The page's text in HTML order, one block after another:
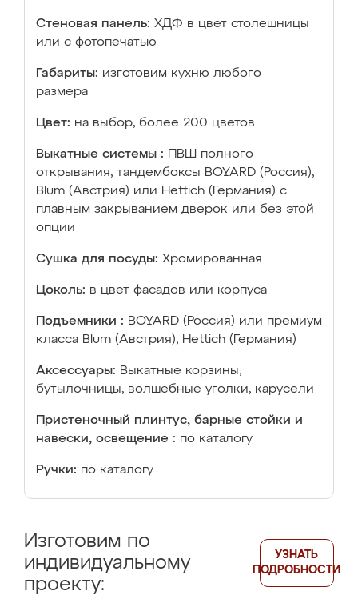
Стеновая панель: ХДФ в цвет столешницы
или с фотопечатью
Габариты: изготовим кухню любого
размера
Цвет: на выбор, более 200 цветов
Выкатные системы :
ПВШ полного
открывания, тандембоксы BOYARD (Россия),
Blum (Австрия) или Hettich (Германия) с
плавным закрыванием дверок или без этой
опции
Сушка для посуды: Хромированная
Цоколь: в цвет фасадов или корпуса
Подъемники : BOYARD (Россия) или премиум
класса Blum (Австрия), Hettich (Германия)
Аксессуары: Выкатные корзины,
бутылочницы, волшебные уголки, карусели
Пристеночный плинтус, барные стойки и
навески, освещение : по каталогу
Ручки: по каталогу
Изготовим по
индивидуальному
проекту:
УЗНАТЬ
ПОДРОБНОСТИ